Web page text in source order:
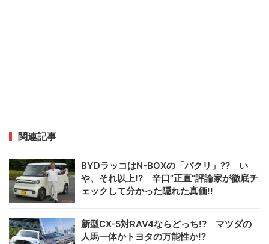
関連記事
BYDラッコはN-BOXの「パクリ」?? い
や、それ以上!? 辛口”正直”評論家が徹底チ
ェックして分かった隠れた真価!!
新型CX-5対RAV4ならどっち!? マツダの
人馬一体かトヨタの万能性か!?